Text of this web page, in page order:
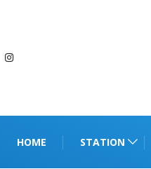
HOME STATION